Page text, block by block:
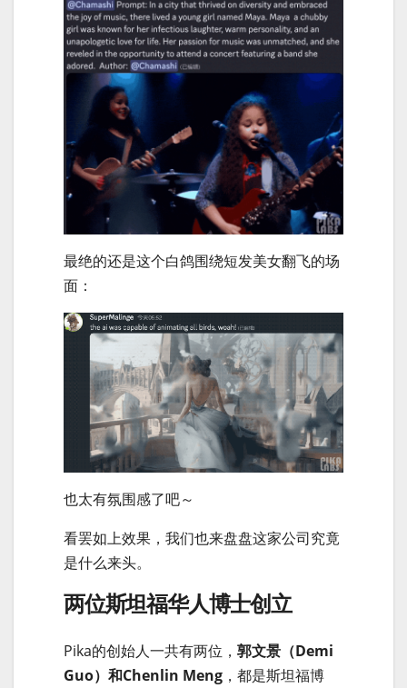
最绝的还是这个白鸽围绕短发美女翻飞的场
面：
也太有氛围感了吧～
看罢如上效果，我们也来盘盘这家公司究竟
是什么来头。
两位斯坦福华人博士创立
Pika的创始人一共有两位， 郭文景（Demi
Guo）和Chenlin Meng ，都是斯坦福博